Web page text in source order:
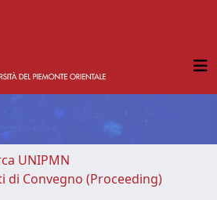
UNIPMN
di Convegno (Proceeding)